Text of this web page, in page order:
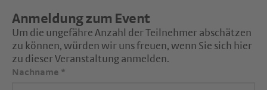
Anmeldung zum Event
Um die ungefähre Anzahl der Teilnehmer abschätzen
zu können, würden wir uns freuen, wenn Sie sich hier
zu dieser Veranstaltung anmelden.
Nachname *